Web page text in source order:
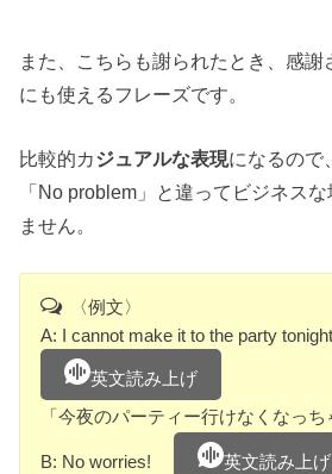
また、こちらも謝られたとき、感謝
にも使えるフレーズです。
比較的カジュアルな表現になるので
「No problem」と違ってビジネス
ません。
〈例文〉
A: I cannot make it to the party
英文読み上げ
「今夜のパーティー行けなくなっち
B: No worries! 英文読み上げ